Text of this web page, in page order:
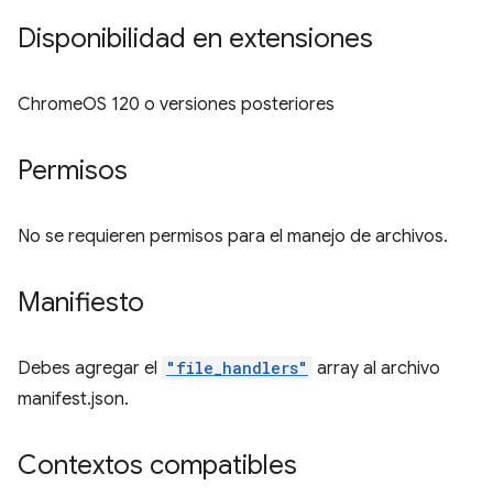
Disponibilidad en extensiones
ChromeOS 120 o versiones posteriores
Permisos
No se requieren permisos para el manejo de archivos.
Manifiesto
Debes agregar el "file_handlers" array al archivo
manifest.json.
Contextos compatibles